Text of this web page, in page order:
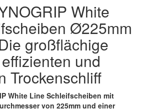
(1)
(1)
(3)
(3)
(21)
White
Ø225mm
großflächige
und
Trockenschliff
White Line Schleifscheiben mit
von 225mm und einer